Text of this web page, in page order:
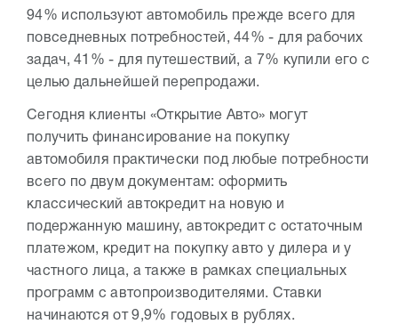
94% используют автомобиль прежде всего для
повседневных потребностей, 44% - для рабочих
задач, 41% - для путешествий, а 7% купили его с
целью дальнейшей перепродажи.
Сегодня клиенты «Открытие Авто» могут
получить финансирование на покупку
автомобиля практически под любые потребности
всего по двум документам: оформить
классический автокредит на новую и
подержанную машину, автокредит с остаточным
платежом, кредит на покупку авто у дилера и у
частного лица, а также в рамках специальных
программ с автопроизводителями. Ставки
начинаются от 9,9% годовых в рублях.